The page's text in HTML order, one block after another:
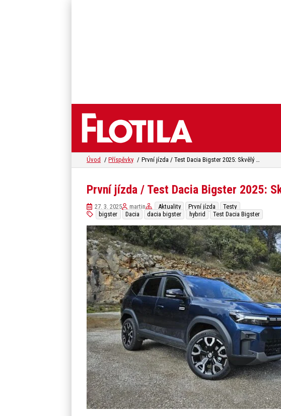
Úvod Příspěvky První jízda / Test Dacia Bigster 2025: Skvělý hybrid v největší Dacii
První jízda / Test Dacia Bigster 2025:
27. 3. 2025 martin Aktuality První jízda
Testy
bigster
Dacia dacia bigster hybrid Test Dacia Bigster